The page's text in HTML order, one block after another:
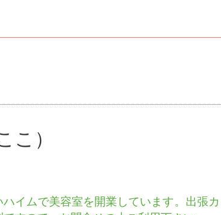
）
ハイムで美容室を開業しています。出張